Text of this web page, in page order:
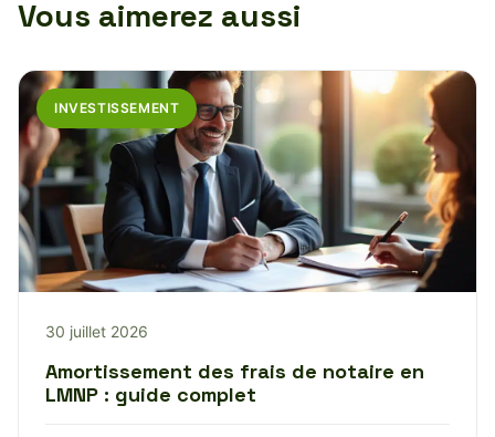
Vous aimerez aussi
INVESTISSEMENT
30 juillet 2026
Amortissement des frais de notaire en
LMNP : guide complet